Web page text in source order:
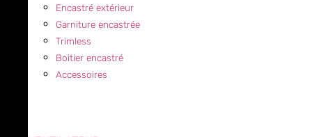
Encastré extérieur
Garniture encastrée
Trimless
Boitier encastré
Accessoires